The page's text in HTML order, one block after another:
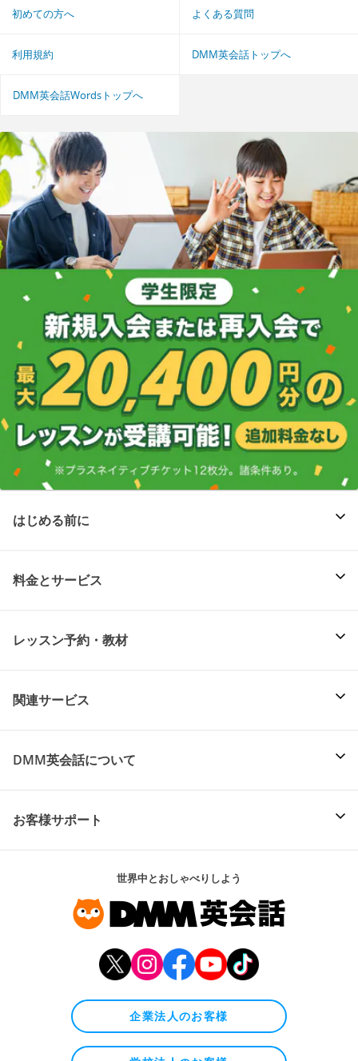
初めての方へ よくある質問
利用規約 DMM英会話トップへ
DMM英会話Wordsトップへ
はじめる前に
料金とサービス
レッスン予約・教材
関連サービス
DMM英会話について
お客様サポート
世界中とおしゃべりしよう
企業法人のお客様